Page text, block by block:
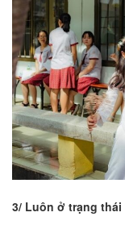
3/ Luôn ở trạng thái